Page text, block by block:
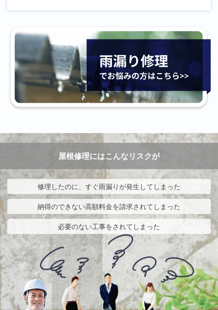
屋根修理にはこんなリスクが
修理したのに、すぐ雨漏りが発生してしまった
納得のできない高額料金を請求されてしまった
必要のない工事をされてしまった